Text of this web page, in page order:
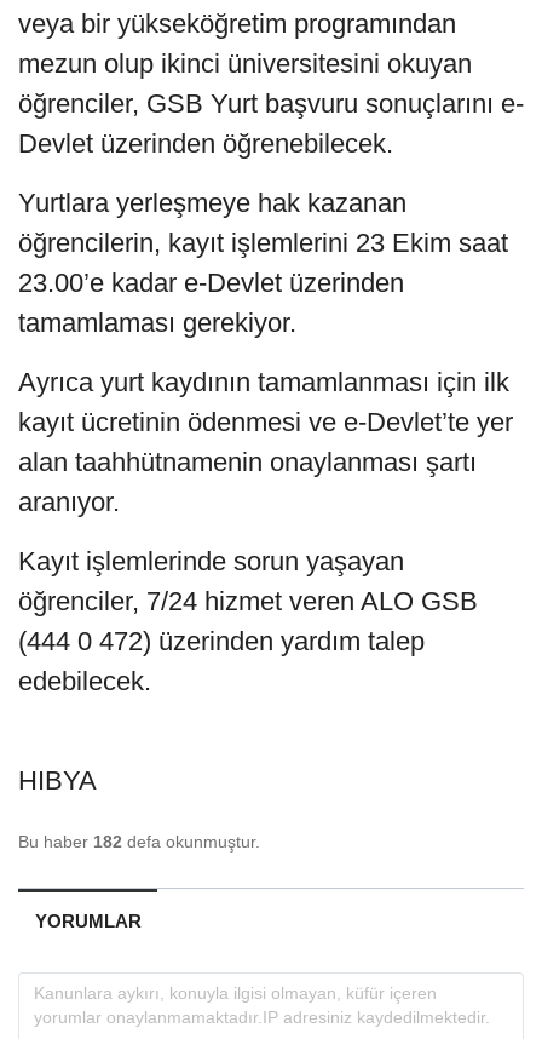
veya bir yükseköğretim programından
mezun olup ikinci üniversitesini okuyan
öğrenciler, GSB Yurt başvuru sonuçlarını e-
Devlet üzerinden öğrenebilecek.
Yurtlara yerleşmeye hak kazanan
öğrencilerin, kayıt işlemlerini 23 Ekim saat
23.00’e kadar e-Devlet üzerinden
tamamlaması gerekiyor.
Ayrıca yurt kaydının tamamlanması için ilk
kayıt ücretinin ödenmesi ve e-Devlet’te yer
alan taahhütnamenin onaylanması şartı
aranıyor.
Kayıt işlemlerinde sorun yaşayan
öğrenciler, 7/24 hizmet veren ALO GSB
(444 0 472) üzerinden yardım talep
edebilecek.
HIBYA
Bu haber 182 defa okunmuştur.
YORUMLAR